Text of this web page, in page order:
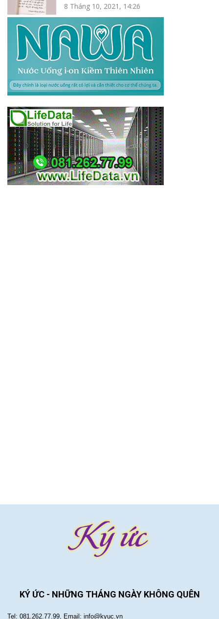
8 Tháng 10, 2021, 14:26
KÝ ỨC - NHỮNG THÁNG NGÀY KHÔNG QUÊN
Tel: 081.262.77.99, Email: info@kyuc.vn